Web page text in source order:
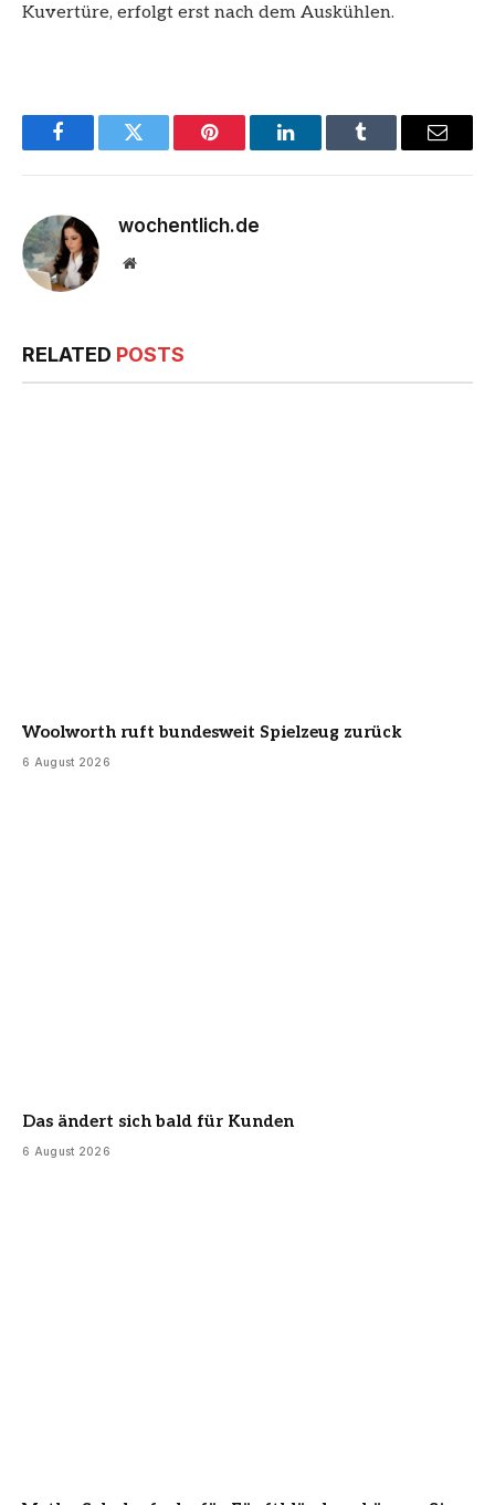
Kuvertüre, erfolgt erst nach dem Auskühlen.
FacebookTwitter Pinterest LinkedInTumblr Email
wochentlich.de
Website
RELATED POSTS
Woolworth ruft bundesweit Spielzeug zurück
6 August 2026
Das ändert sich bald für Kunden
6 August 2026